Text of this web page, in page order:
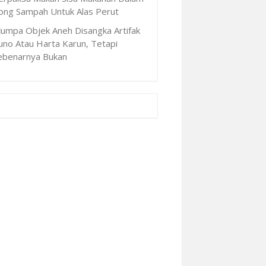
Sampah Untuk Alas Perut
Objek Aneh Disangka Artifak
Atau Harta Karun, Tetapi
Bukan